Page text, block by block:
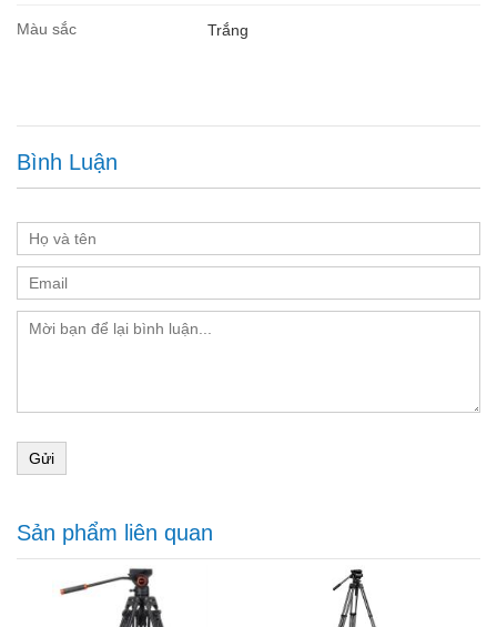
Màu sắc Trắng
Bình Luận
Gửi
Sản phẩm liên quan